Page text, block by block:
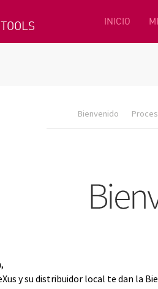
INICIO
Bienvenido
y su distribuidor local te dan la